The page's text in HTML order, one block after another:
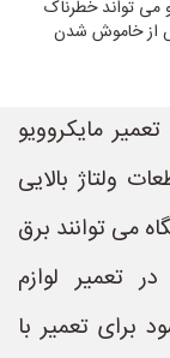
تواند خطرناک
از خاموش شدن
مایکروویو
ولتاژ بالایی
توانند برق
تعمیر لوازم
تعمیر با